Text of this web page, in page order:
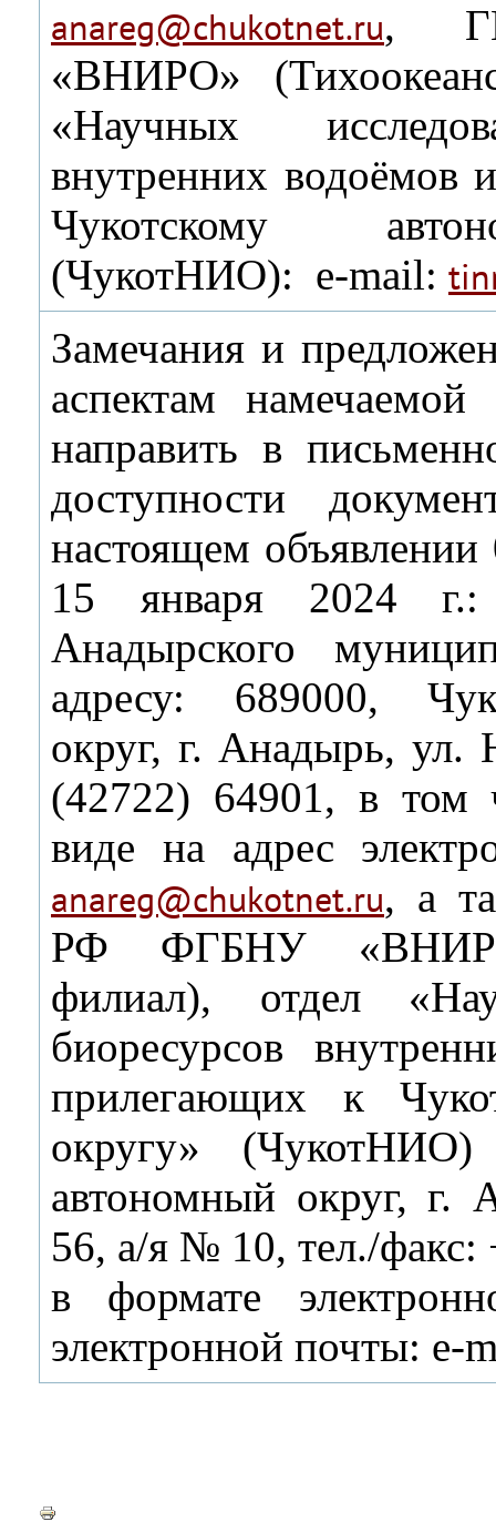
anareg@chukotnet.ru,
«ВНИРО»
«Научных
внутренних водоёмов
Чукотскому
(ЧукотНИО): e-mail:
Замечания и
аспектам
направить в
доступности
настоящем
15 января 2024
Анадырского
адресу: 689000,
округ, г. Анадырь,
(42722) 64901, в том
виде на адрес
anareg@chukotnet.ru, а
РФ ФГБНУ
филиал), отдел
биоресурсов
прилегающих к
округу» (ЧукотНИО)
автономный округ, г.
56, а/я № 10, тел./
в формате
электронной почты: e-